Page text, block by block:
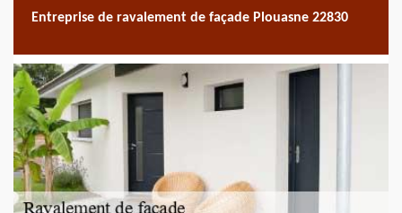
Entreprise de ravalement de façade Plouasne 22830